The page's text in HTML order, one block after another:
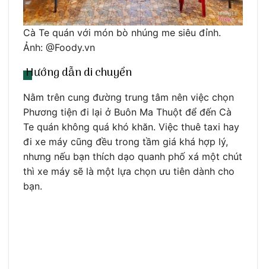
Cà Te quán với món bò nhúng me siêu đỉnh.
Ảnh: @Foody.vn
Hướng dẫn di chuyển
Nằm trên cung đường trung tâm nên việc chọn
Phương tiện đi lại ở Buôn Ma Thuột để đến Cà
Te quán không quá khó khăn. Việc thuê taxi hay
đi xe máy cũng đều trong tầm giá khá hợp lý,
nhưng nếu bạn thích dạo quanh phố xá một chút
thì xe máy sẽ là một lựa chọn ưu tiên dành cho
bạn.